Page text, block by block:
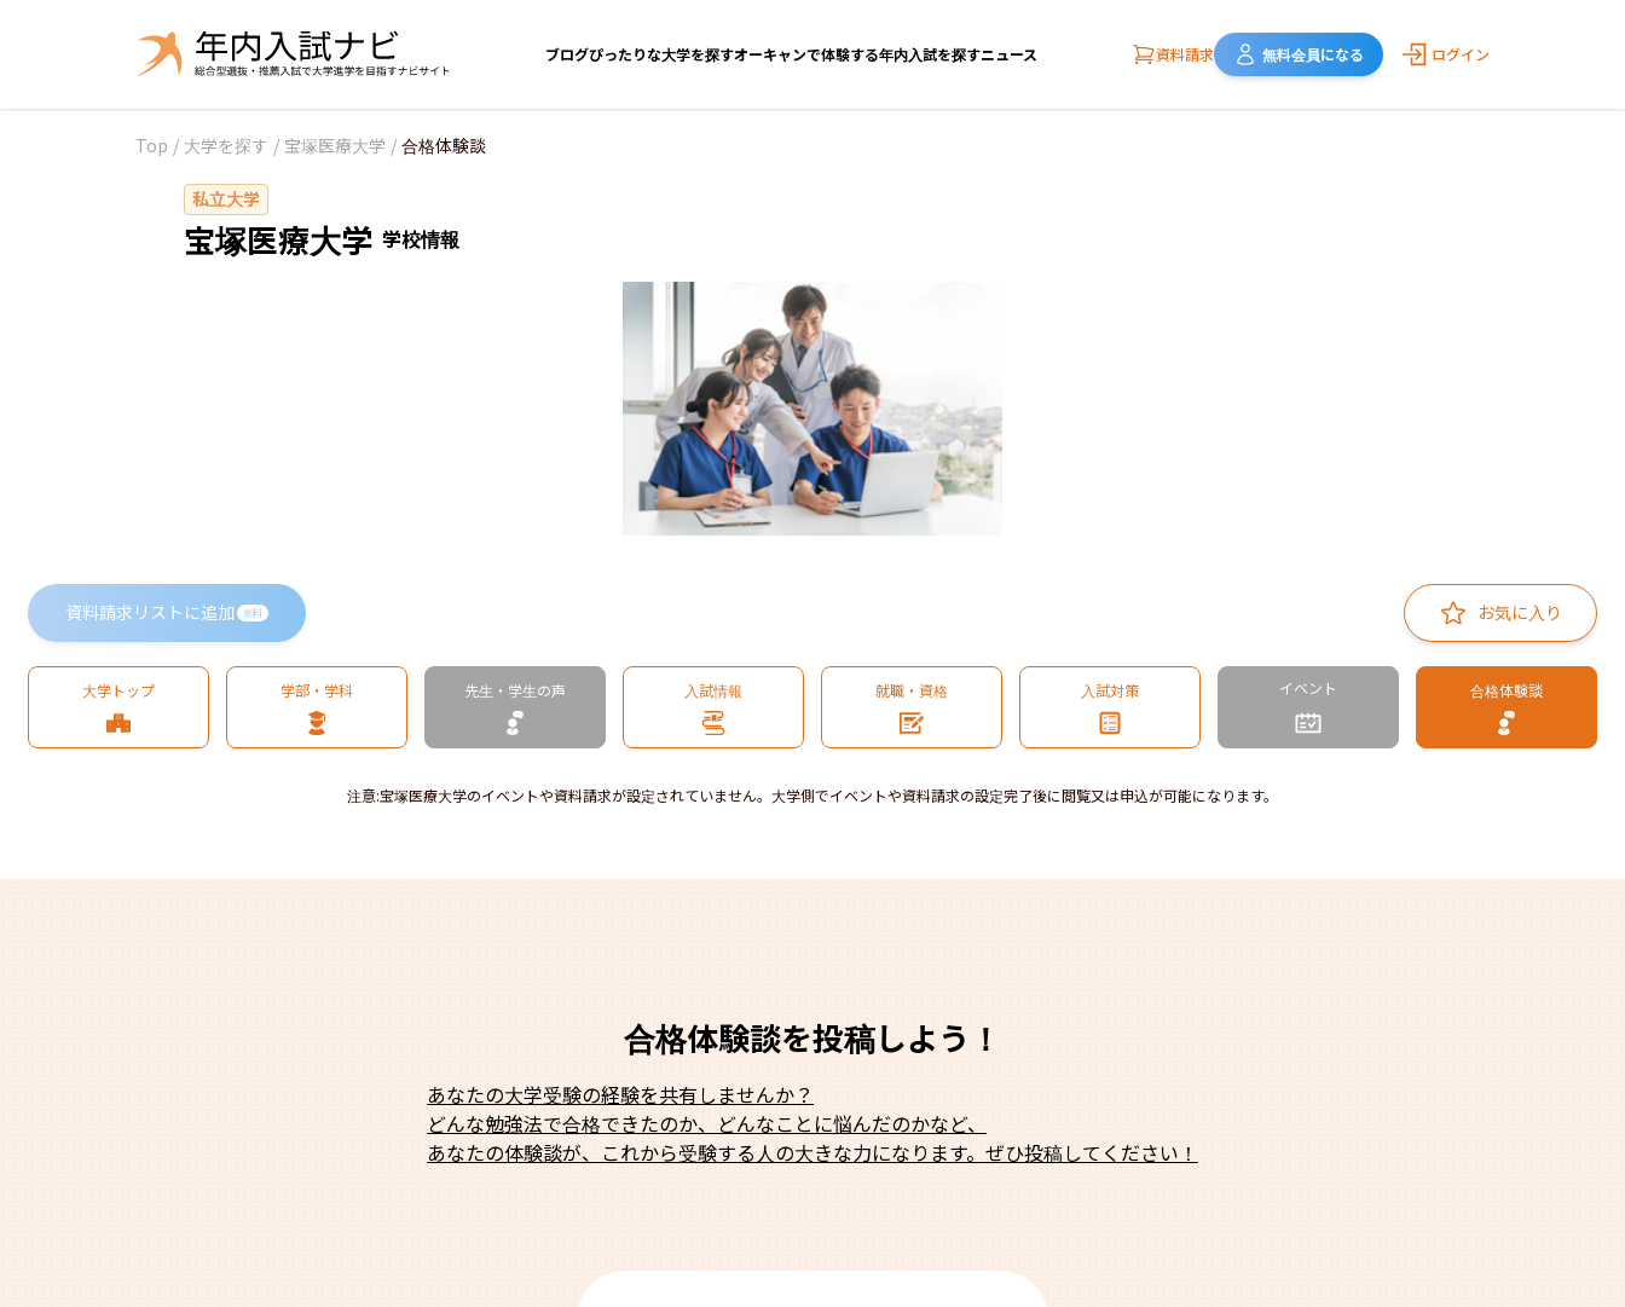
ブログぴったりな大学を探すオーキャンで体験する年内入試を探すニュース 資料請求 無料会員になる ログイン
Top / 大学を探す / 宝塚医療大学 / 合格体験談
私立大学
宝塚医療大学 学校情報
資料請求リストに追加 無料 お気に入り
大学トップ 学部・学科 先生・学生の声 入試情報 就職・資格 入試対策 イベント 合格体験談
注意:宝塚医療大学のイベントや資料請求が設定されていません。大学側でイベントや資料請求の設定完了後に閲覧又は申込が可能になります。
合格体験談を投稿しよう！
あなたの大学受験の経験を共有しませんか？
どんな勉強法で合格できたのか、どんなことに悩んだのかなど、
あなたの体験談が、これから受験する人の大きな力になります。ぜひ投稿してください！